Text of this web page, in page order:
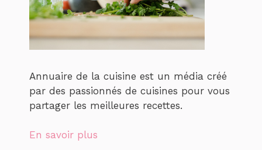
Annuaire de la cuisine est un média créé
par des passionnés de cuisines pour vous
partager les meilleures recettes.
En savoir plus